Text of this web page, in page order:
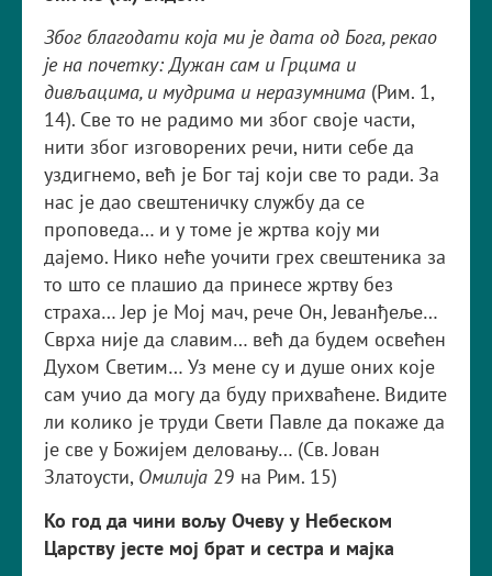
Због благодати која ми је дата од Бога, рекао
је на почетку: Дужан сам и Грцима и
дивљацима, и мудрима и неразумнима (Рим. 1,
14). Све то не радимо ми због своје части,
нити због изговорених речи, нити себе да
уздигнемо, већ је Бог тај који све то ради. За
нас је дао свештеничку службу да се
проповеда… и у томе је жртва коју ми
дајемо. Нико неће уочити грех свештеника за
то што се плашио да принесе жртву без
страха… Јер је Мој мач, рече Он, Јеванђеље…
Сврха није да славим… већ да будем освећен
Духом Светим… Уз мене су и душе оних које
сам учио да могу да буду прихваћене. Видите
ли колико је труди Свети Павле да покаже да
је све у Божијем деловању… (Св. Јован
Златоусти, Омилија 29 на Рим. 15)
Ко год да чини вољу Очеву у Небеском
Царству јесте мој брат и сестра и мајка